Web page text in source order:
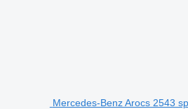
Mercedes-Benz Arocs 2543